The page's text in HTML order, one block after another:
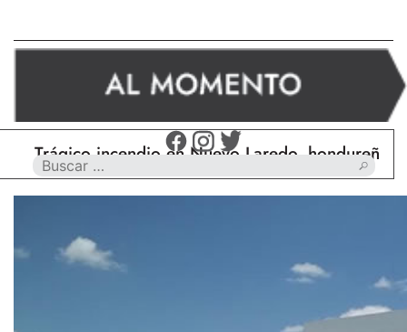
incendio en Nuevo Laredo, hondureño muere